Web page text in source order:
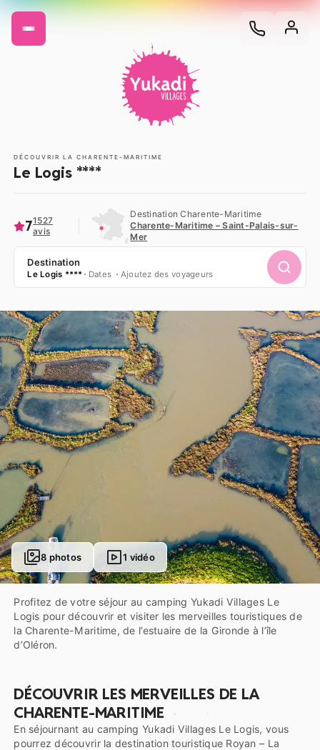
DÉCOUVRIR LA CHARENTE-MARITIME
Le Logis ****
71527
avis
Destination Charente-Maritime
Charente-Maritime – Saint-Palais-sur-
Mer
Destination
Le Logis **** Dates Ajoutez des voyageurs
8 photos 1 vidéo
Profitez de votre séjour au camping Yukadi Villages Le
Logis pour découvrir et visiter les merveilles touristiques de
la Charente-Maritime, de l’estuaire de la Gironde à l’île
d’Oléron.
DÉCOUVRIR LES MERVEILLES DE LA
CHARENTE-MARITIME
En séjournant au camping Yukadi Villages Le Logis, vous
pourrez découvrir la destination touristique Royan – La